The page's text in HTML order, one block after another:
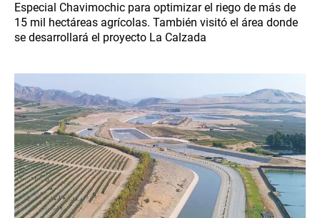
Especial Chavimochic para optimizar el riego de más de
15 mil hectáreas agrícolas. También visitó el área donde
se desarrollará el proyecto La Calzada